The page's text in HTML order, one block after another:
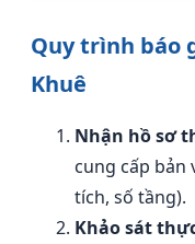
Quy trình báo
Khuê
Nhận hồ sơ
cung cấp bản
tích, số tầng).
Khảo sát